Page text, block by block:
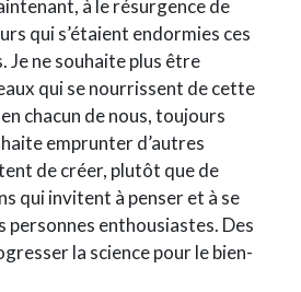
à le résurgence de
qui s’étaient endormies ces
Je ne souhaite plus être
qui se nourrissent de cette
chacun de nous, toujours
emprunter d’autres
de créer, plutôt que de
qui invitent à penser et à se
personnes enthousiastes. Des
la science pour le bien-